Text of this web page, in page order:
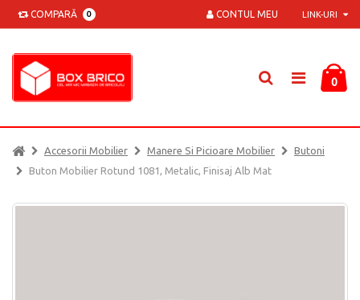
COMPARĂ 0 LINK-URI
CONTUL MEU
0
Accesorii Mobilier Manere Si Picioare Mobilier
Butoni
Buton Mobilier Rotund 1081, Metalic, Finisaj Alb Mat